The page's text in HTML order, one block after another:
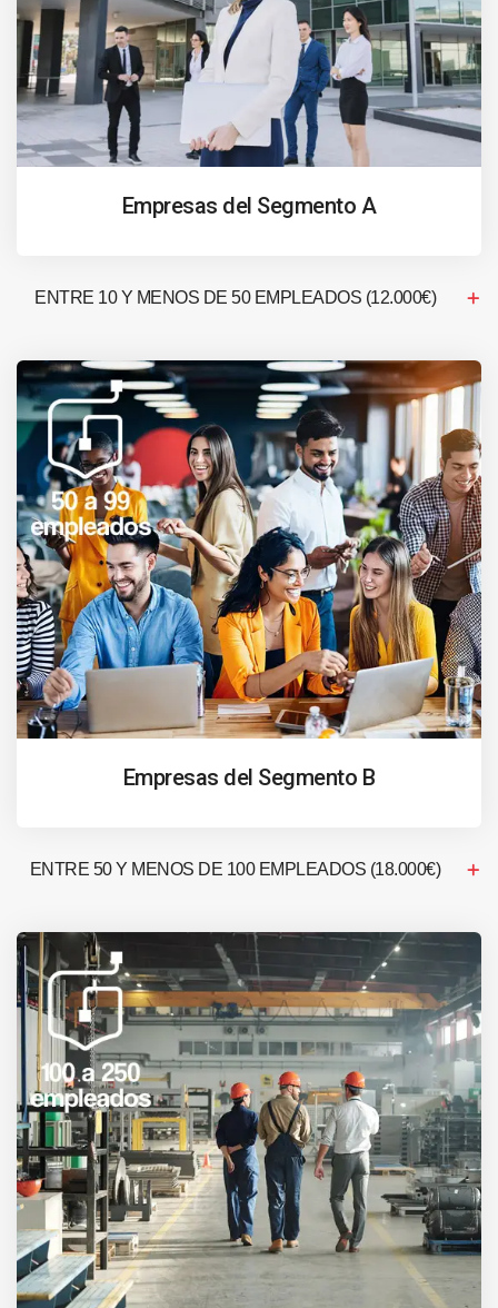
Empresas del Segmento A
ENTRE 10 Y MENOS DE 50 EMPLEADOS (12.000€)
Empresas del Segmento B
ENTRE 50 Y MENOS DE 100 EMPLEADOS (18.000€)